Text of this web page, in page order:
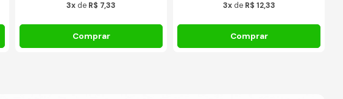
3x de R$ 7,33 3xde R$ 12,33